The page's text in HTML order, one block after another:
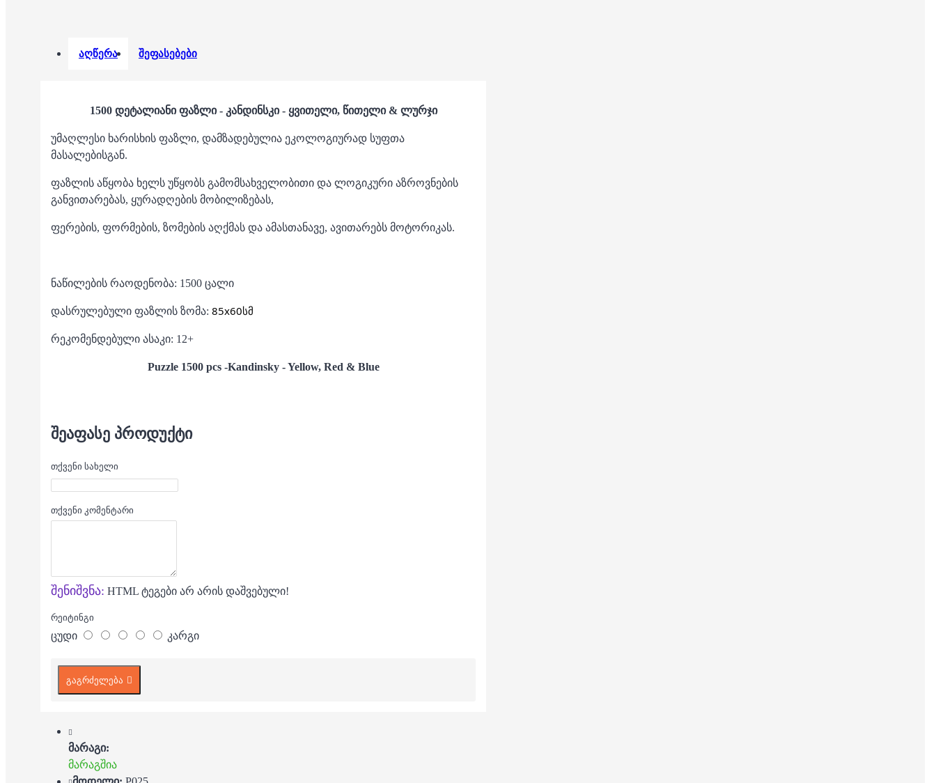
აღწერა შეფასებები
1500 დეტალიანი ფაზლი - კანდინსკი - ყვითელი, წითელი & ლურჯი
უმაღლესი ხარისხის ფაზლი, დამზადებულია ეკოლოგიურად სუფთა
მასალებისგან.
ფაზლის აწყობა ხელს უწყობს გამომსახველობითი და ლოგიკური აზროვნების
განვითარებას, ყურადღების მობილიზებას,
ფერების, ფორმების, ზომების აღქმას და ამასთანავე, ავითარებს მოტორიკას.
ნაწილების რაოდენობა: 1500 ცალი
დასრულებული ფაზლის ზომა: 85x60სმ
რეკომენდებული ასაკი: 12+
Puzzle 1500 pcs -Kandinsky - Yellow, Red & Blue
ᲨᲔᲐᲤᲐᲡᲔ ᲞᲠᲝᲓᲣᲥᲢᲘ
თქვენი სახელი
თქვენი კომენტარი
შენიშვნა: HTML ტეგები არ არის დაშვებული!
რეიტინგი
ცუდი კარგი
გაგრძელება
მარაგი:
მარაგშია